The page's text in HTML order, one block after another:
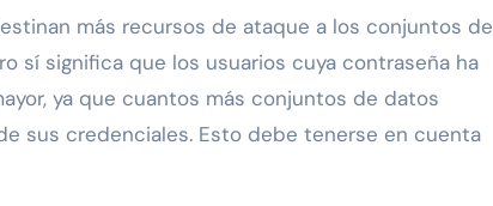
más recursos de ataque a los conjuntos de
sí significa que los usuarios cuya contraseña ha
ya que cuantos más conjuntos de datos
sus credenciales. Esto debe tenerse en cuenta